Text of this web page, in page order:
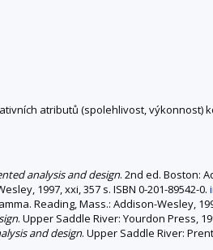
atributů (spolehlivost, výkonnost)
analysis and design. 2nd ed. Boston:
1997, xxi, 357 s. ISBN 0-201-89542-0.
Reading, Mass.: Addison-Wesley,
. Upper Saddle River: Yourdon Press,
and design. Upper Saddle River: